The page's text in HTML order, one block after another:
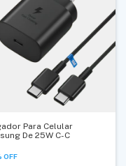
Para Celular
De 25W C-C
OFF